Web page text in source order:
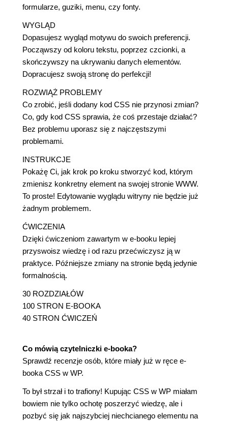
formularze, guziki, menu, czy fonty.
WYGLĄD
Dopasujesz wygląd motywu do swoich preferencji.
Począwszy od koloru tekstu, poprzez czcionki, a
skończywszy na ukrywaniu danych elementów.
Dopracujesz swoją stronę do perfekcji!
ROZWIĄŻ PROBLEMY
Co zrobić, jeśli dodany kod CSS nie przynosi zmian?
Co, gdy kod CSS sprawia, że coś przestaje działać?
Bez problemu uporasz się z najczęstszymi
problemami.
INSTRUKCJE
Pokażę Ci, jak krok po kroku stworzyć kod, którym
zmienisz konkretny element na swojej stronie WWW.
To proste! Edytowanie wyglądu witryny nie będzie już
żadnym problemem.
ĆWICZENIA
Dzięki ćwiczeniom zawartym w e-booku lepiej
przyswoisz wiedzę i od razu przećwiczysz ją w
praktyce. Późniejsze zmiany na stronie będą jedynie
formalnością.
30 ROZDZIAŁÓW
100 STRON E-BOOKA
40 STRON ĆWICZEŃ
Co mówią czytelniczki e-booka?
Sprawdź recenzje osób, które miały już w ręce e-
booka CSS w WP.
To był strzał i to trafiony! Kupując CSS w WP miałam
bowiem nie tylko ochotę poszerzyć wiedzę, ale i
pozbyć się jak najszybciej niechcianego elementu na